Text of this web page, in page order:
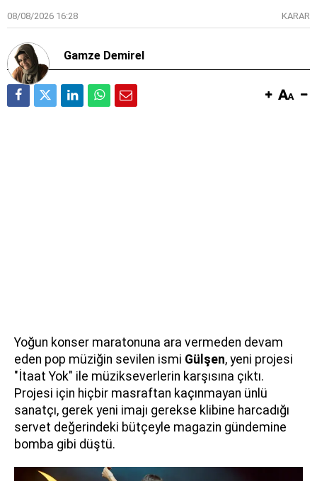
08/08/2026 16:28 KARAR
Gamze Demirel
Yoğun konser maratonuna ara vermeden devam
eden pop müziğin sevilen ismi Gülşen, yeni projesi
"İtaat Yok" ile müzikseverlerin karşısına çıktı.
Projesi için hiçbir masraftan kaçınmayan ünlü
sanatçı, gerek yeni imajı gerekse klibine harcadığı
servet değerindeki bütçeyle magazin gündemine
bomba gibi düştü.